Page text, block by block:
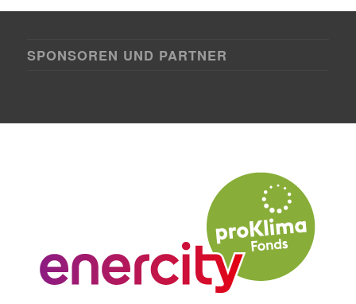
SPONSOREN UND PARTNER